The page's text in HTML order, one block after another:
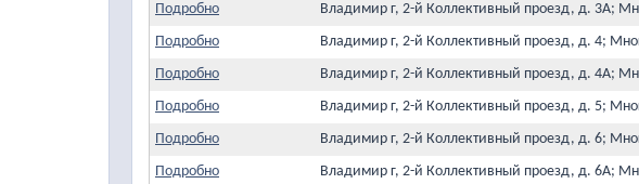
Подробно
Владимир г, 2-й Коллективный проезд, д. 3А;
Подробно
Владимир г, 2-й Коллективный проезд, д. 4;
Подробно
Владимир г, 2-й Коллективный проезд, д. 4А;
Подробно
Владимир г, 2-й Коллективный проезд, д. 5;
Подробно
Владимир г, 2-й Коллективный проезд, д. 6;
Подробно
Владимир г, 2-й Коллективный проезд, д. 6А;